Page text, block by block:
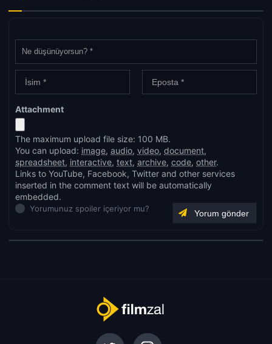
Attachment
The maximum upload file size: 100 MB.
You can upload: image, audio, video, document,
spreadsheet, interactive, text, archive, code, other.
Links to YouTube, Facebook, Twitter and other services
inserted in the comment text will be automatically
embedded.
Yorumunuz spoiler içeriyor mu?